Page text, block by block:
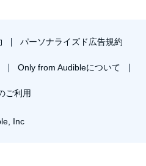
パーソナライズド広告規約
Only from Audibleについて
ご利用
Inc